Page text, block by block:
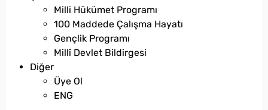
Milli Hükümet Programı
100 Maddede Çalışma Hayatı
Gençlik Programı
Millî Devlet Bildirgesi
Diğer
Üye Ol
ENG